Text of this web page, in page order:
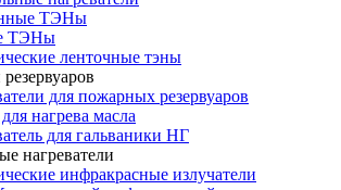
ТЭНы
ТЭНы
ленточные тэны
для пожарных резервуаров
нагрева масла
для гальваники НГ
нагреватели
инфракрасные излучатели